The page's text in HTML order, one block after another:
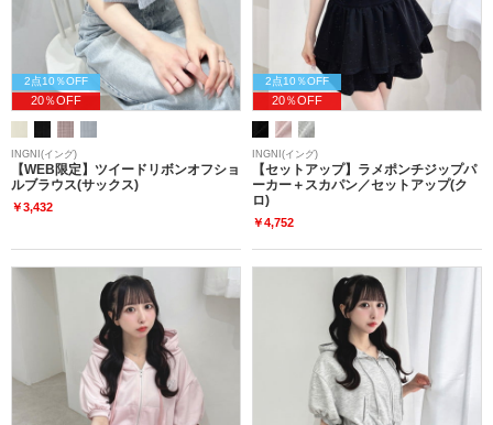
2点10％OFF
20％OFF
INGNI(イング)
【WEB限定】ツイードリボンオフショ
ルブラウス(サックス)
￥3,432
2点10％OFF
20％OFF
INGNI(イング)
【セットアップ】ラメポンチジップパ
ーカー＋スカパン／セットアップ(ク
ロ)
￥4,752